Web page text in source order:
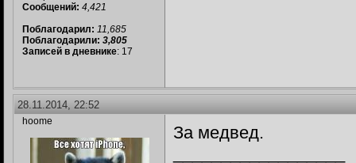
Сообщений: 4,421
Поблагодарил: 11,685
Поблагодарили: 3,805
Записей в дневнике: 17
28.11.2014, 22:52
hoome
За медвед.